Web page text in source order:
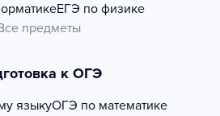
ЕГЭ по физике
предметы
к ОГЭ
языкуОГЭ по математике